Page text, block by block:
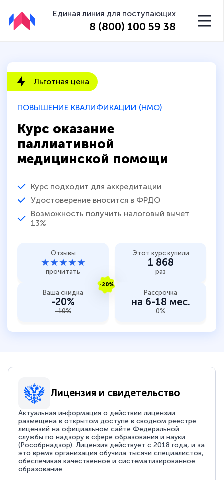
Единая линия для поступающих
8 (800) 100 59 38
ПОВЫШЕНИЕ КВАЛИФИКАЦИИ (НМО)
Курс оказание
паллиативной
медицинской помощи
Курс подходит для аккредитации
Удостоверение вносится в ФРДО
Возможность получить налоговый вычет
13%
Льготная цена
Отзывы
★★★★★
прочитать
Этот курс купили
1 868
раз
-20%
Ваша скидка
-20%
-10%
Рассрочка
на 6-18 мес.
0%
Лицензия и свидетельство
Актуальная информация о действии лицензии
размещена в открытом доступе в сводном реестре
лицензий на официальном сайте Федеральной
службы по надзору в сфере образования и науки
(Рособрнадзор). Лицензия действует с 2018 года, и за
это время организация обучила тысячи специалистов,
обеспечивая качественное и систематизированное
образование